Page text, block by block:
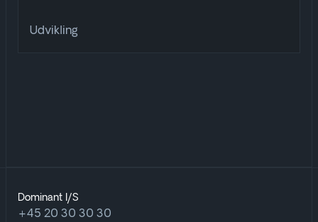
Udvikling
Dominant I/S
+45 20 30 30 30